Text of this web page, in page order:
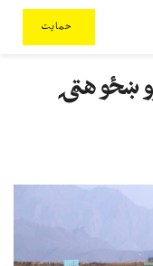
حمایت
ښځو هټۍ